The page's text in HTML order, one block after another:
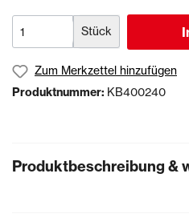
Stück
Zum Merkzettel hinzufügen
Produktnummer: KB400240
Produktbeschreibung &